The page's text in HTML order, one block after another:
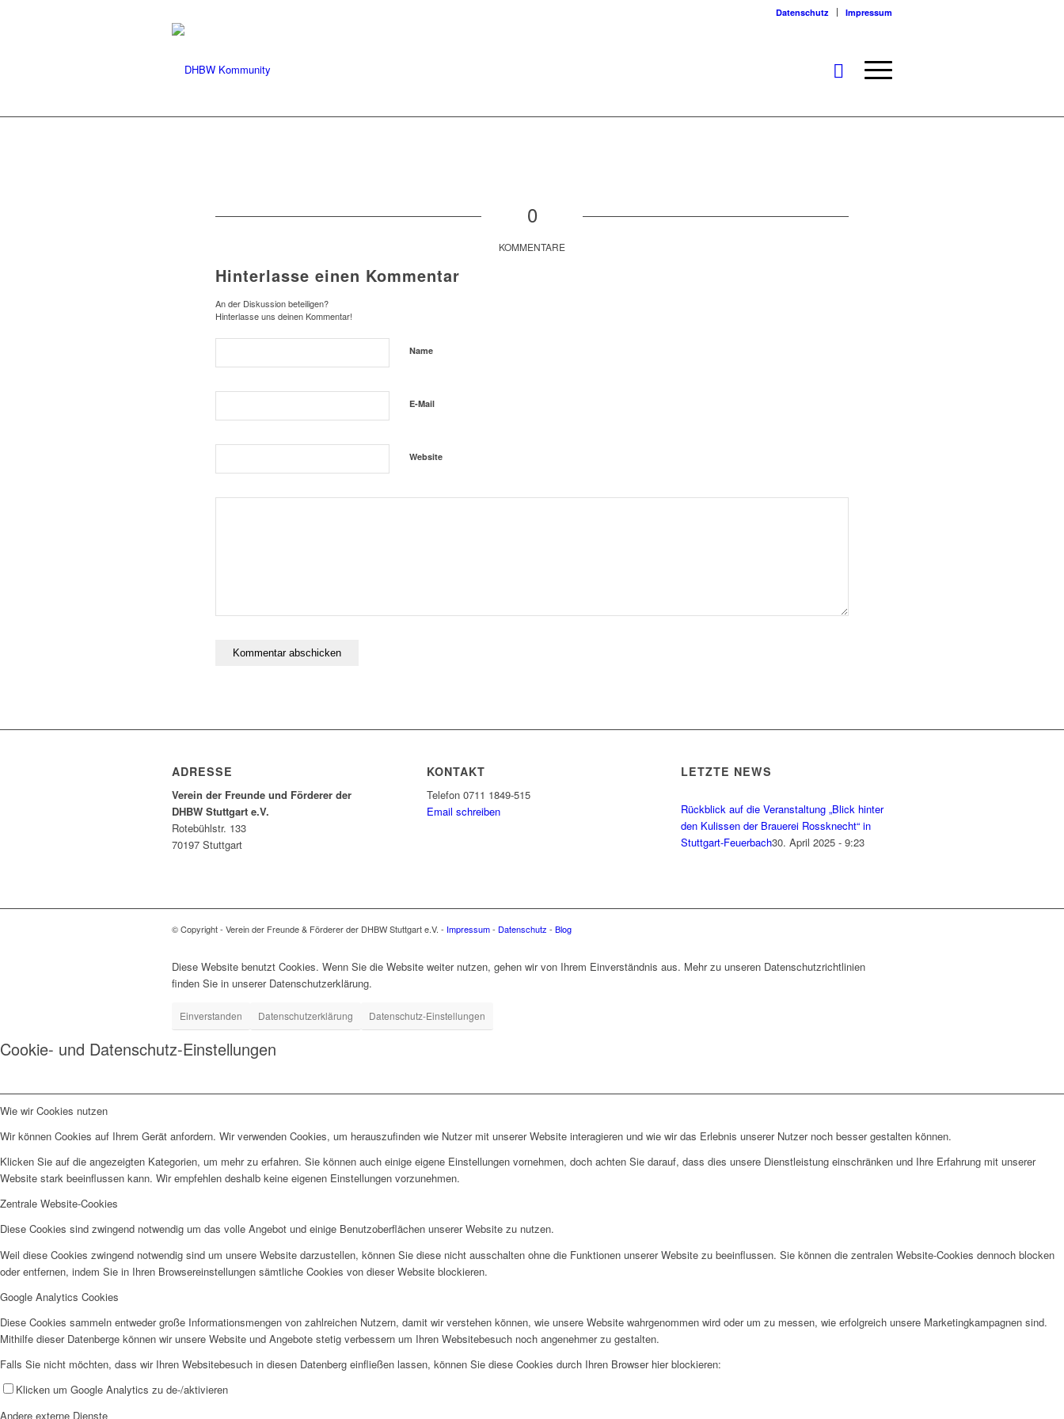
Datenschutz Impressum
0
KOMMENTARE
Hinterlasse einen Kommentar
An der Diskussion beteiligen?
Hinterlasse uns deinen Kommentar!
Name
E-Mail
Website
ADRESSE
Verein der Freunde und Förderer der
DHBW Stuttgart e.V.
Rotebühlstr. 133
70197 Stuttgart
KONTAKT
Telefon 0711 1849-515
Email schreiben
LETZTE NEWS
Rückblick auf die Veranstaltung „Blick hinter
den Kulissen der Brauerei Rossknecht“ in
Stuttgart-Feuerbach30. April 2025 - 9:23
© Copyright - Verein der Freunde & Förderer der DHBW Stuttgart e.V. - Impressum- Datenschutz - Blog
Diese Website benutzt Cookies. Wenn Sie die Website weiter nutzen, gehen wir von Ihrem Einverständnis aus. Mehr zu unseren Datenschutzrichtlinien
finden Sie in unserer Datenschutzerklärung.
Einverstanden Datenschutzerklärung Datenschutz-Einstellungen
Cookie- und Datenschutz-Einstellungen
Wie wir Cookies nutzen
Wir können Cookies auf Ihrem Gerät anfordern. Wir verwenden Cookies, um herauszufinden wie Nutzer mit unserer Website interagieren und wie wir das Erlebnis unserer Nutzer noch besser gestalten können.
Klicken Sie auf die angezeigten Kategorien, um mehr zu erfahren. Sie können auch einige eigene Einstellungen vornehmen, doch achten Sie darauf, dass dies unsere Dienstleistung einschränken und Ihre Erfahrung mit unserer
Website stark beeinflussen kann. Wir empfehlen deshalb keine eigenen Einstellungen vorzunehmen.
Zentrale Website-Cookies
Diese Cookies sind zwingend notwendig um das volle Angebot und einige Benutzoberflächen unserer Website zu nutzen.
Weil diese Cookies zwingend notwendig sind um unsere Website darzustellen, können Sie diese nicht ausschalten ohne die Funktionen unserer Website zu beeinflussen. Sie können die zentralen Website-Cookies dennoch blocken
oder entfernen, indem Sie in Ihren Browsereinstellungen sämtliche Cookies von dieser Website blockieren.
Google Analytics Cookies
Diese Cookies sammeln entweder große Informationsmengen von zahlreichen Nutzern, damit wir verstehen können, wie unsere Website wahrgenommen wird oder um zu messen, wie erfolgreich unsere Marketingkampagnen sind.
Mithilfe dieser Datenberge können wir unsere Website und Angebote stetig verbessern um Ihren Websitebesuch noch angenehmer zu gestalten.
Falls Sie nicht möchten, dass wir Ihren Websitebesuch in diesen Datenberg einfließen lassen, können Sie diese Cookies durch Ihren Browser hier blockieren:
Klicken um Google Analytics zu de-/aktivieren
Andere externe Dienste